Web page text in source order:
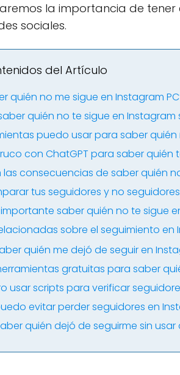
la importancia de
sociales.
del Artículo
quién no me sigue en Instagram
quién no te sigue en Instagram
puedo usar para saber
con ChatGPT para saber quién
las consecuencias de saber quién
tus seguidores y no
importante saber quién no te sigue
sobre el seguimiento en
quién me dejó de seguir en
gratuitas para saber
usar scripts para verificar
evitar perder seguidores en
quién dejó de seguirme sin